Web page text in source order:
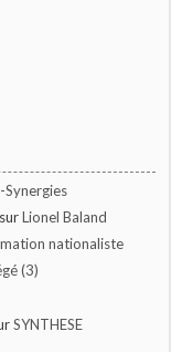
Synergies
surLionel Baland
nationaliste
(3)
SYNTHESE